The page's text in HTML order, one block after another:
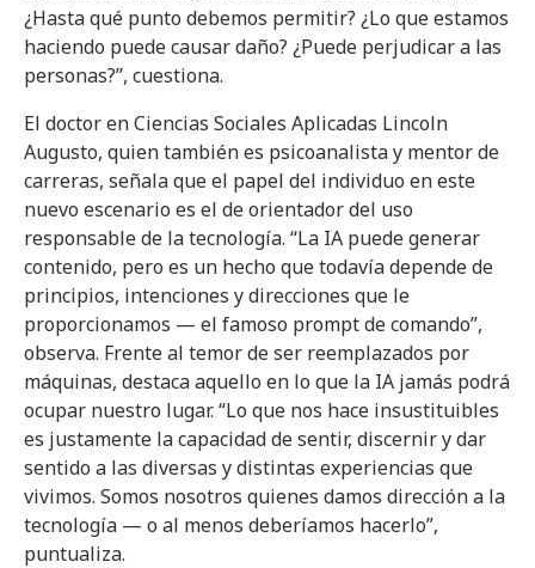
¿Hasta qué punto debemos permitir? ¿Lo que estamos
haciendo puede causar daño? ¿Puede perjudicar a las
personas?”, cuestiona.
El doctor en Ciencias Sociales Aplicadas Lincoln
Augusto, quien también es psicoanalista y mentor de
carreras, señala que el papel del individuo en este
nuevo escenario es el de orientador del uso
responsable de la tecnología. “La IA puede generar
contenido, pero es un hecho que todavía depende de
principios, intenciones y direcciones que le
proporcionamos — el famoso prompt de comando”,
observa. Frente al temor de ser reemplazados por
máquinas, destaca aquello en lo que la IA jamás podrá
ocupar nuestro lugar. “Lo que nos hace insustituibles
es justamente la capacidad de sentir, discernir y dar
sentido a las diversas y distintas experiencias que
vivimos. Somos nosotros quienes damos dirección a la
tecnología — o al menos deberíamos hacerlo”,
puntualiza.